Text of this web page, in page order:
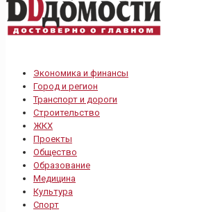
Экономика и финансы
Город и регион
Транспорт и дороги
Строительство
ЖКХ
Проекты
Общество
Образование
Медицина
Культура
Спорт